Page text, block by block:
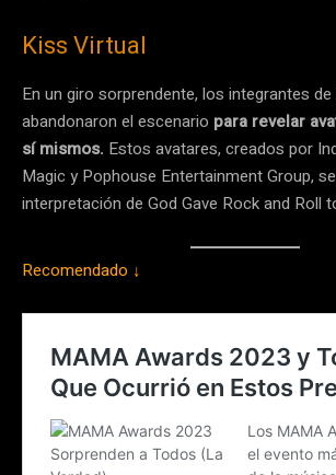
Kiss Virtual
En un giro sorprendente, los integrantes de
abandonaron el escenario para revelar
sí mismos. Estos avatares, creados por
Magic y Pophouse Entertainment Group,
interpretación de God Gave Rock and Roll
Recomendado ↓